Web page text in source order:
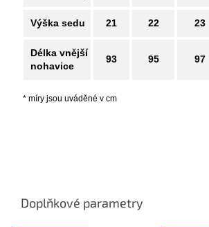
Výška sedu 21 22 23
Délka vnější
nohavice
93 95 97
* míry jsou uváděné v cm
Doplňkové parametry